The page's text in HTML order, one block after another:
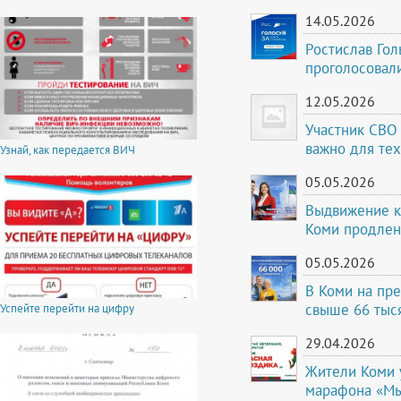
Узнай, как передается ВИЧ
Успейте перейти на цифру
14.05.2026
Ростислав
12.05.2026
Участник
важно для
05.05.2026
Выдвижение
Коми
05.05.2026
В Коми на
свыше 66
29.04.2026
Жители Коми
марафона